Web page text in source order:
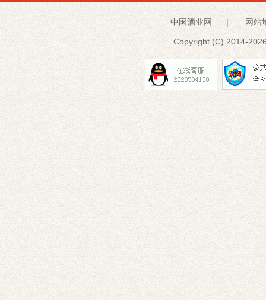
中国酒业网 | 网站
Copyright (C) 2014-